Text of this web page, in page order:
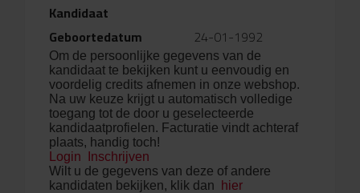
Kandidaat
Geboortedatum
24-01-1992
Om de persoonlijke gegevens van de
kandidaat te bekijken kunt u eenvoudig en
voordelig credits afnemen in onze webshop.
Na uw keuze krijgt u automatisch volledige
toegang tot de door u geselecteerde
kandidaatprofielen. Facturatie vindt achteraf
plaats, handig toch!
Login
Inschrijven
Wilt u de gegevens van deze of andere
kandidaten bekijken, klik dan
hier